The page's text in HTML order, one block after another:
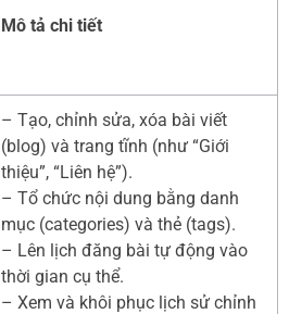
Mô tả chi tiết
– Tạo, chỉnh sửa, xóa bài viết
(blog) và trang tĩnh (như “Giới
thiệu”, “Liên hệ”).
– Tổ chức nội dung bằng danh
mục (categories) và thẻ (tags).
– Lên lịch đăng bài tự động vào
thời gian cụ thể.
– Xem và khôi phục lịch sử chỉnh